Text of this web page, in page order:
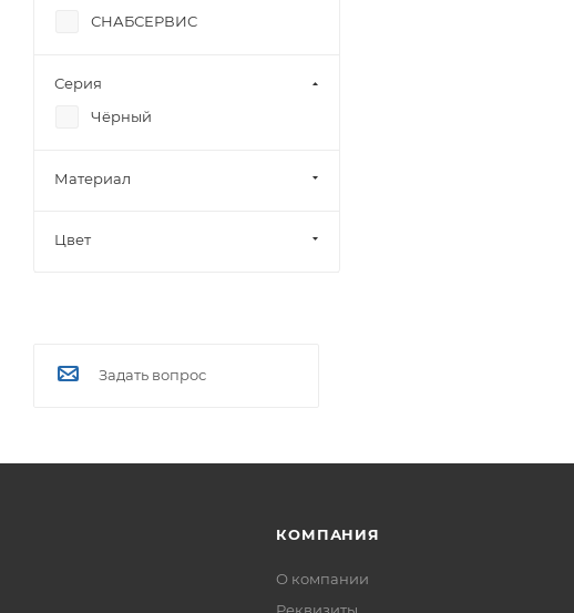
СНАБСЕРВИС
Серия
Чёрный
Материал
Цвет
Задать вопрос
КОМПАНИЯ
О компании